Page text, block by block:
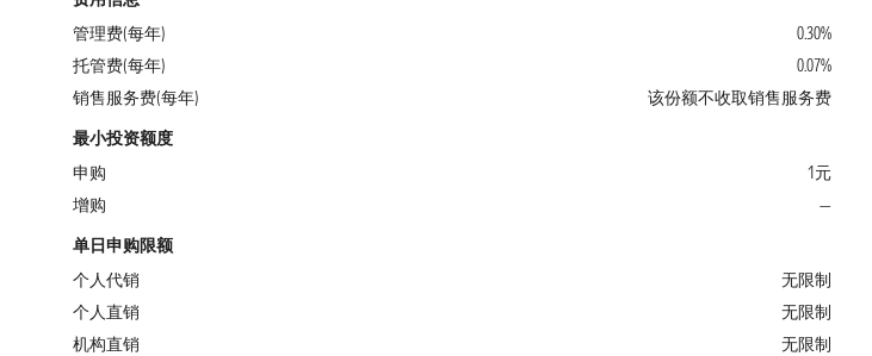
管理费(每年)
0.30%
托管费(每年)
0.07%
销售服务费(每年)
该份额不收取销售服务费
最小投资额度
申购
1元
增购
—
单日申购限额
个人代销
无限制
个人直销
无限制
机构直销
无限制